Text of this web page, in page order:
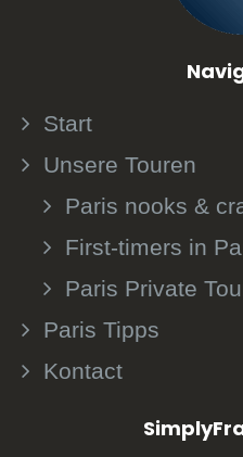
Start
Unsere Touren
Paris nooks &
First-timers in
Paris Private
Paris Tipps
Kontact